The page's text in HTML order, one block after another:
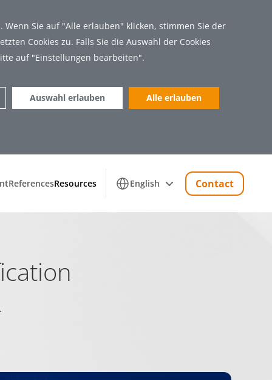
Wenn Sie auf "Alle erlauben" klicken, stimmen Sie der
Cookies zu. Falls Sie die Auswahl der Cookies
auf "Einstellungen bearbeiten".
Auswahl erlauben Alle erlauben
Marketing (11)
Cookie
ReferencesResources English Contact